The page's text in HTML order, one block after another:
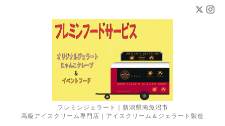
フレミンジェラート｜新潟県南魚沼市
高級アイスクリーム専門店｜アイスクリーム＆ジェラート製造